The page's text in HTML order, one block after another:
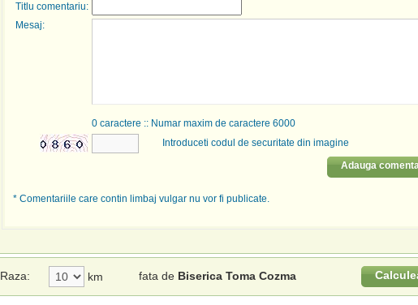
Titlu comentariu:
Mesaj:
0caractere :: Numar maxim de caractere 6000
Introduceti codul de securitate din imagine
Adauga
* Comentariile care contin limbaj vulgar nu vor fi publicate.
Raza: km fata de Biserica Toma Cozma